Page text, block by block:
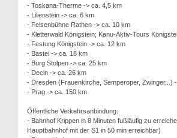
- Toskana-Therme -> ca. 4,5 km
- Lilienstein -> ca. 6 km
- Felsenbühne Rathen -> ca. 10 km
- Kletterwald Königstein; Kanu-Aktiv-Tours
- Festung Königstein -> ca. 12 km
- Bastei -> ca. 18 km
- Burg Stolpen -> ca. 25 km
- Decin -> ca. 26 km
- Dresden (Frauenkirche, Semperoper, Zwinger...)
- Prag -> ca. 150 km
Öffentliche Verkehrsanbindung:
- Bahnhof Krippen in 8 Minuten fußläufig zu
Hauptbahnhof mit der S1 in 50 min erreichbar)